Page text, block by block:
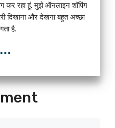
कर रहा हूं. मुझे ऑनलाइन शॉपिंग
दिखाना और देखना बहुत अच्छा
है.
...